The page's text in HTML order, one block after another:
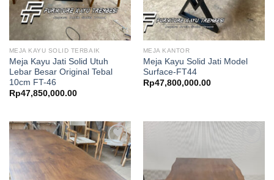
MEJA KAYU SOLID TERBAIK
Meja Kayu Jati Solid Utuh
Lebar Besar Original Tebal
10cm FT-46
Rp47,850,000.00
MEJA KANTOR
Meja Kayu Solid Jati Model
Surface-FT44
Rp47,800,000.00